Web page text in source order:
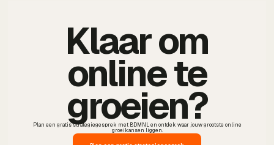
Klaar om
online te
groeien?
Plan een gratis strategiegesprek met BDMNL en ontdek waar jouw grootste online
groeikansen liggen.